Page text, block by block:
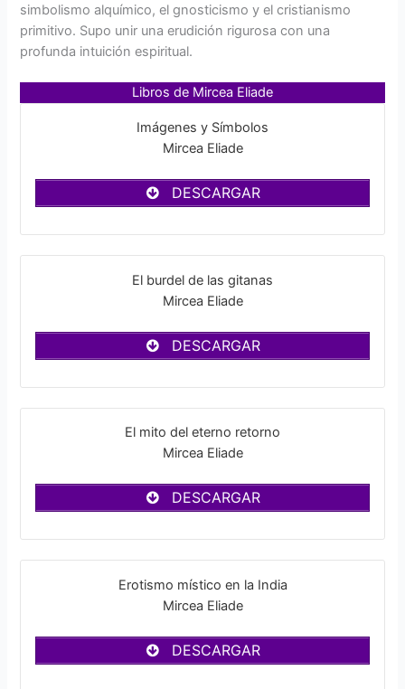
simbolismo alquímico, el gnosticismo y el cristianismo
primitivo. Supo unir una erudición rigurosa con una
profunda intuición espiritual.
Libros de Mircea Eliade
Imágenes y Símbolos
Mircea Eliade
DESCARGAR
El burdel de las gitanas
Mircea Eliade
DESCARGAR
El mito del eterno retorno
Mircea Eliade
DESCARGAR
Erotismo místico en la India
Mircea Eliade
DESCARGAR